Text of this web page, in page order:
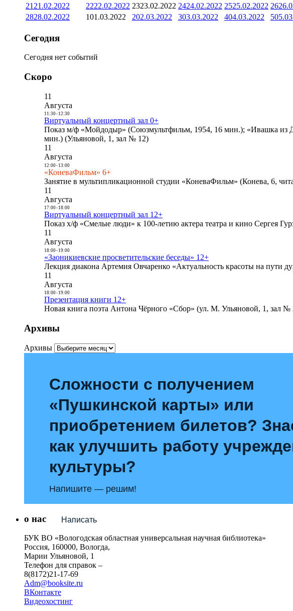
21 21.02.2022 2222.02.2022 2323.02.2022 2424.02.2022 2525.02.2022 26
2828.02.2022 101.03.2022 202.03.2022 303.03.2022 404.03.2022 5
Сегодня
Сегодня нет событий
Скоро
11
Августа
11:30- 12:30
Виртуальный концертный зал 0+
Показ м/ф «Мойдодыр» (Союзмультфильм, 1954, 16 мин.); «Ивашка из
мин.) (Ульяновой, 1, зал № 12)
11
Августа
12:00- 13:00
«КоневаФильм» 6+
Занятие в мультипликационной студии «КоневаФильм» (Конева, 6,
11
Августа
17:00- 18:00
Виртуальный концертный зал 12+
Показ х/ф «Смелые люди» к 100-летию актера театра и кино Сергея
11
Августа
18:00- 19:00
«Заоникиевские просветительские беседы» 12+
Лекция диакона Артемия Овчаренко «Актуальность красоты на пути
11
Августа
18:00- 19:00
Презентация книги 12+
Новая книга поэта Антона Чёрного «Сбор» (ул. М. Ульяновой, 1, зал №
Архивы
Архивы
Сложности с получением
«Пушкинской карты» или
приобретением билетов?
как улучшить работу
культуры?
Напишите — решим!
Написать
о нас
БУК ВО «Вологодская областная универсальная научная библиотека»
Россия, 160000, Вологда,
Марии Ульяновой, 1
Телефон для справок –
8(8172)21-17-69
Adm@booksite.ru
ВКонтакте
Видеохостинг